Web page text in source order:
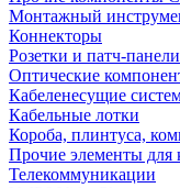
Монтажный
Коннекторы
Розетки и патч-панели
Оптические
Кабеленесущие
Кабельные лотки
Короба, плинтуса,
Прочие элементы для
Телекоммуникации